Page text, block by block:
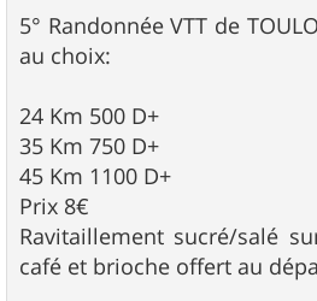
s
a
5° Randonnée VTT de
au choix:
24 Km 500 D+
35 Km 750 D+
45 Km 1100 D+
Prix 8€
Ravitaillement sucré/salé
café et brioche offert au